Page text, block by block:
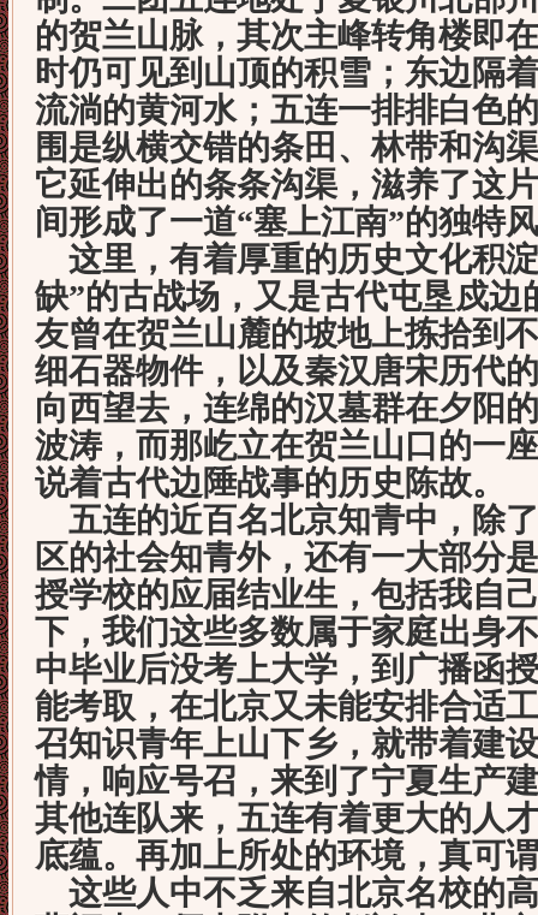
的贺兰山脉，其次主峰转角楼即
时仍可见到山顶的积雪；东边隔
流淌的黄河水；五连一排排白色
围是纵横交错的条田、林带和沟
它延伸出的条条沟渠，滋养了这
间形成了一道“塞上江南”的独特
这里，有着厚重的历史文化积
缺”的古战场，又是古代屯垦戍边
友曾在贺兰山麓的坡地上拣拾到
细石器物件，以及秦汉唐宋历代
向西望去，连绵的汉墓群在夕阳
波涛，而那屹立在贺兰山口的一
说着古代边陲战事的历史陈故。
五连的近百名北京知青中，除
区的社会知青外，还有一大部分
授学校的应届结业生，包括我自
下，我们这些多数属于家庭出身
中毕业后没考上大学，到广播函
能考取，在北京又未能安排合适
召知识青年上山下乡，就带着建
情，响应号召，来到了宁夏生产
其他连队来，五连有着更大的人
底蕴。再加上所处的环境，真可
这些人中不乏来自北京名校的